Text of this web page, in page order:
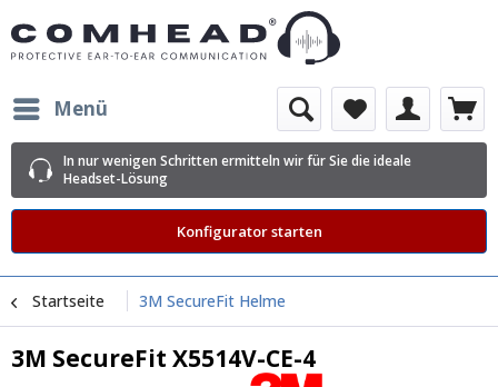
Menü
In nur wenigen Schritten ermitteln wir für Sie die ideale
Headset-Lösung
Konfigurator starten
Startseite 3M SecureFit Helme
3M SecureFit X5514V-CE-4